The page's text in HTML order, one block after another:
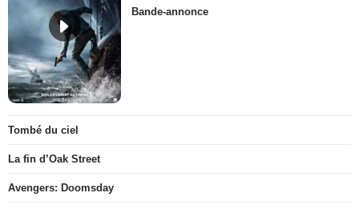
Bande-annonce
Tombé du ciel
La fin d’Oak Street
Avengers: Doomsday